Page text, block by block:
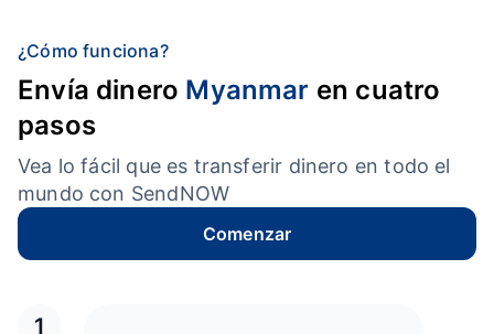
¿Cómo funciona?
Envía dinero Myanmar en cuatro
pasos
Vea lo fácil que es transferir dinero en todo el
mundo con SendNOW
Comenzar
1